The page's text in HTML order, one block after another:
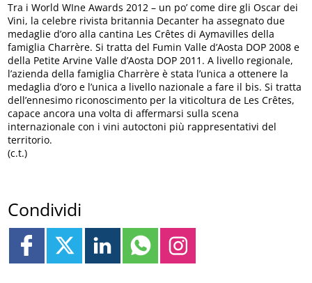
Tra i World WIne Awards 2012 – un po’ come dire gli Oscar dei
Vini, la celebre rivista britannia Decanter ha assegnato due
medaglie d’oro alla cantina Les Crêtes di Aymavilles della
famiglia Charrère. Si tratta del Fumin Valle d’Aosta DOP 2008 e
della Petite Arvine Valle d’Aosta DOP 2011. A livello regionale,
l’azienda della famiglia Charrère è stata l’unica a ottenere la
medaglia d’oro e l’unica a livello nazionale a fare il bis. Si tratta
dell’ennesimo riconoscimento per la viticoltura de Les Crêtes,
capace ancora una volta di affermarsi sulla scena
internazionale con i vini autoctoni più rappresentativi del
territorio.
(c.t.)
Condividi